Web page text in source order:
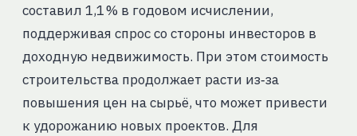
составил 1,1 % в годовом исчислении,
поддерживая спрос со стороны инвесторов в
доходную недвижимость. При этом стоимость
строительства продолжает расти из‑за
повышения цен на сырьё, что может привести
к удорожанию новых проектов. Для